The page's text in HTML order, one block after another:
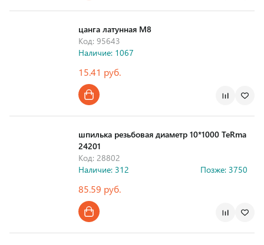
цанга латунная М8
Код: 95643
Наличие: 1067
15.41 руб.
шпилька резьбовая диаметр 10*1000 TeRma
24201
Код: 28802
Наличие: 312
Позже: 3750
85.59 руб.